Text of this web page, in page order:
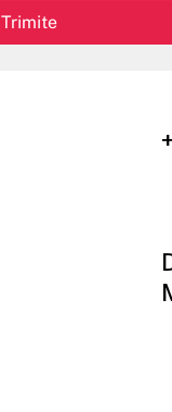
Trimite